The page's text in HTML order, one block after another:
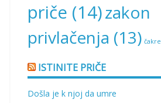
priče (14)zakon
privlačenja (13) čakre
ISTINITE PRIČE
Došla je k njoj da umre